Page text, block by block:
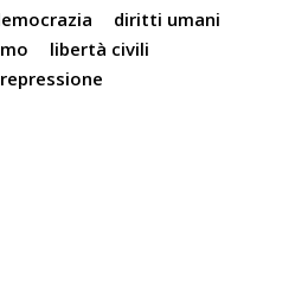
diritti umani
libertà civili
repressione